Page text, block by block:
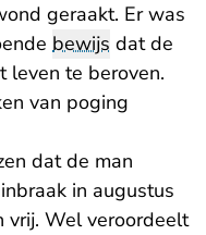
geraakt. Er was
bewijs dat de
leven te beroven.
van poging
dat de man
in augustus
vrij. Wel veroordeelt